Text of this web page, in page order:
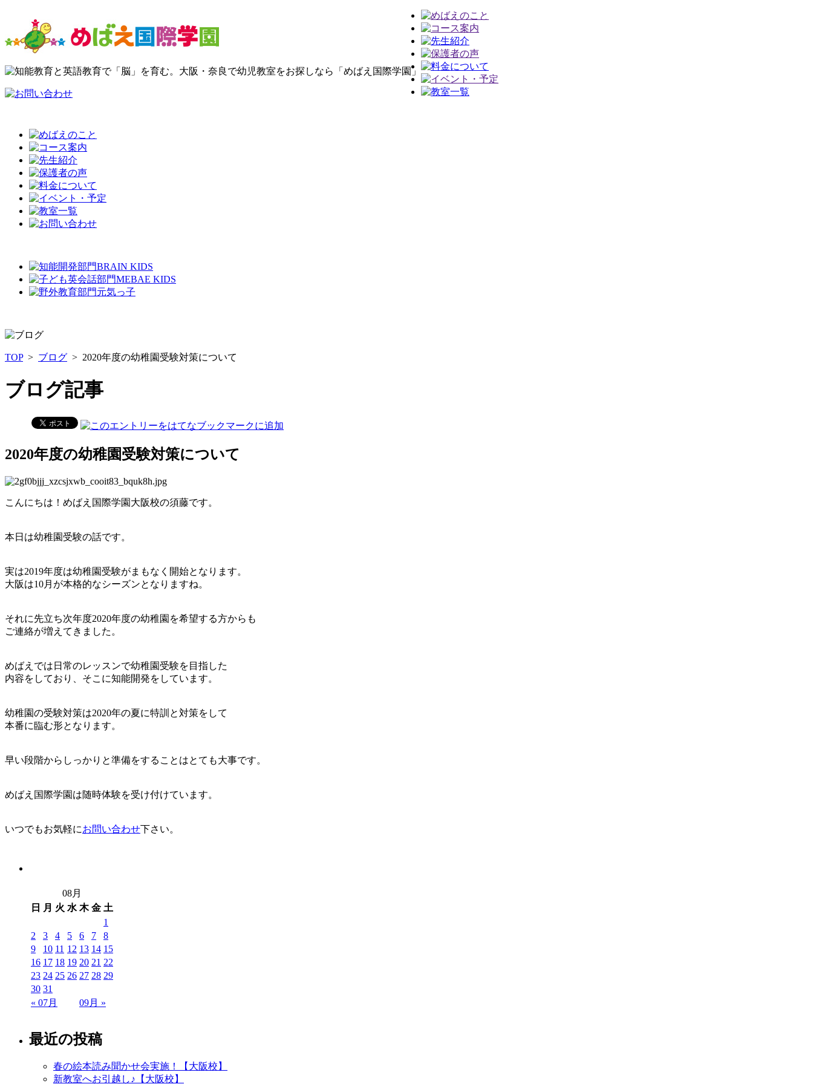
TOP > ブログ > 2020年度の幼稚園受験対策について
ブログ記事
2020年度の幼稚園受験対策について
こんにちは！めばえ国際学園大阪校の須藤です。
本日は幼稚園受験の話です。
実は2019年度は幼稚園受験がまもなく開始となります。
大阪は10月が本格的なシーズンとなりますね。
それに先立ち次年度2020年度の幼稚園を希望する方からも
ご連絡が増えてきました。
めばえでは日常のレッスンで幼稚園受験を目指した
内容をしており、そこに知能開発をしています。
幼稚園の受験対策は2020年の夏に特訓と対策をして
本番に臨む形となります。
早い段階からしっかりと準備をすることはとても大事です。
めばえ国際学園は随時体験を受け付けています。
いつでもお気軽にお問い合わせ下さい。
08月
日
月 火 水 木 金 土
« 07月 09月 »
1
2
3 4 5 6 7
8
9
10 11 12 13 14 15
16 17 18 19 20 21 22
23 24 25 26 27 28 29
30 31
最近の投稿
春の絵本読み聞かせ会実施！【大阪校】
新教室へお引越し♪【大阪校】